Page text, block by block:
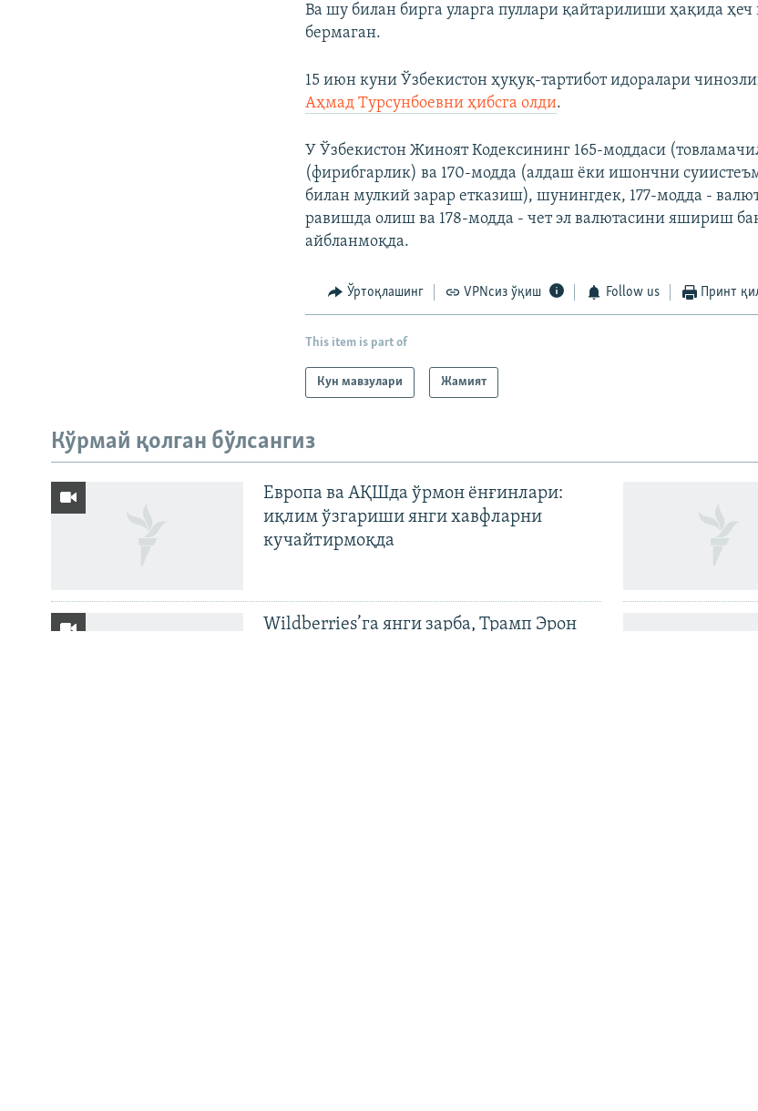
ИЖТИМОИЙ ТАРМОҚЛАР
Ва шу билан бирга уларга пуллари қайтарилиши ҳақида ҳеч
бермаган.
15 июн куни Ўзбекистон ҳуқуқ-тартибот идоралари
Аҳмад Турсунбоевни ҳибсга олди.
У Ўзбекистон Жиноят Кодексининг 165-моддаси
(фирибгарлик) ва 170-модда (алдаш ёки ишончни
билан мулкий зарар етказиш), шунингдек, 177-модда -
равишда олиш ва 178-модда - чет эл валютасини яшириш
айбланмоқда.
Ўртоқлашинг VPNсиз ўқиш Follow us Принт
This item is part of
Кун мавзулари Жамият
Кўрмай қолган бўлсангиз
Европа ва АҚШда ўрмон ёнғинлари:
иқлим ўзгариши янги хавфларни
кучайтирмоқда
Wildberries’га янги зарба, Трамп Эрон